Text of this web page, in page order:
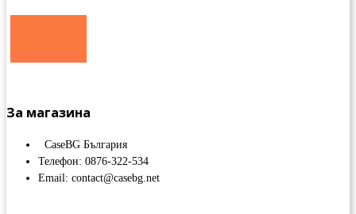
За магазина
CaseBG България
Телефон: 0876-322-534
Email: contact@casebg.net